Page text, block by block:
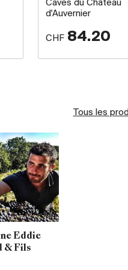
Caves du Château
d'Auvernier
CHF 84.20
Tous les
Eddie
& Fils